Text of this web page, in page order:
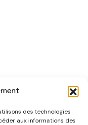
des technologies
aux informations des